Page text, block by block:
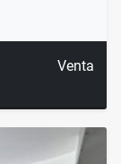
Venta